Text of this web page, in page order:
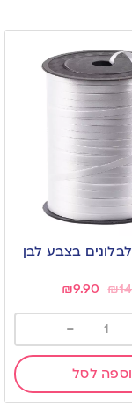
בצבע לבן
₪
₪9.90
-
לסל